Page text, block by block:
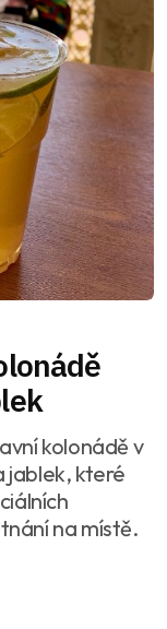
kolonádě v
jablek, které
na místě.